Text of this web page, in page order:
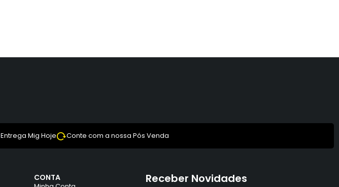
Entrega Mig Hoje Conte com a nossa Pós Venda
CONTA Receber Novidades